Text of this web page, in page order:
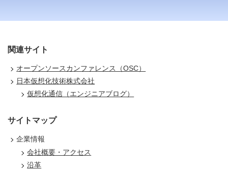
関連サイト
オープンソースカンファレンス（OSC）
日本仮想化技術株式会社
仮想化通信（エンジニアブログ）
サイトマップ
企業情報
会社概要・アクセス
沿革